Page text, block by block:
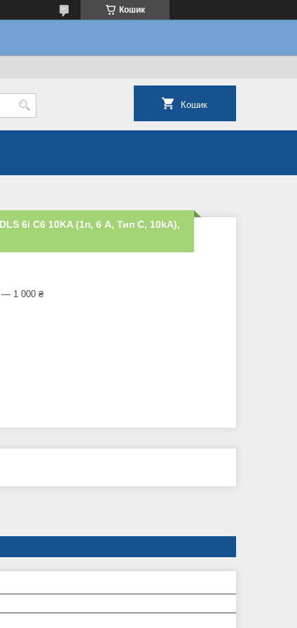
Кошик
Кошик
6i C6 10KA (1п, 6 A, Тип C, 10kA),
— 1 000 ₴